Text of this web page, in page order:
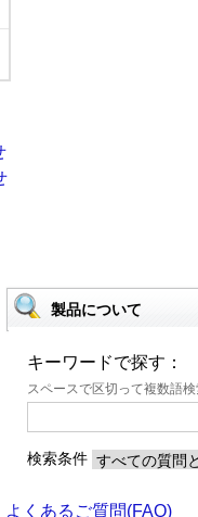
製品について
キーワードで探す：
スペースで区切って複数語
検索条件
よくあるご質問(FAQ)